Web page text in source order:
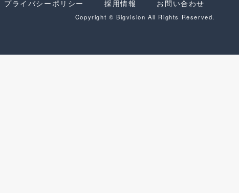
プライバシーポリシー 採用情報 お問い合わせ
Copyright © Bigvision All Rights Reserved.